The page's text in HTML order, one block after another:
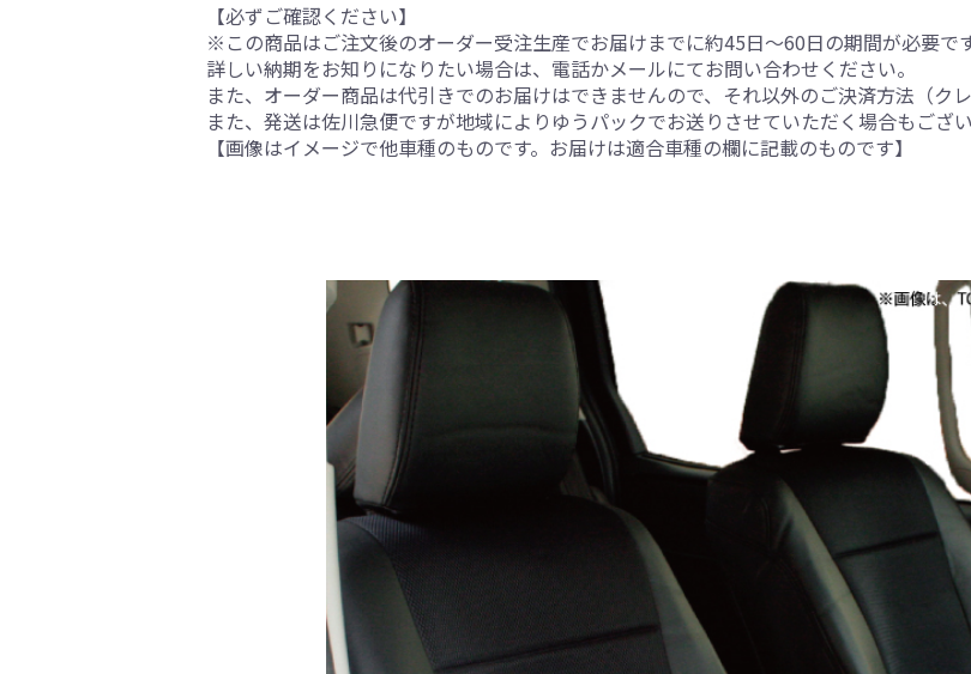
【必ずご確認ください】
※この商品はご注文後のオーダー受注生産でお届けまでに約45日～60日の期間が必要です
詳しい納期をお知りになりたい場合は、電話かメールにてお問い合わせください。
また、オーダー商品は代引きでのお届けはできませんので、それ以外のご決済方法（ク
また、発送は佐川急便ですが地域によりゆうパックでお送りさせていただく場合もござい
【画像はイメージで他車種のものです。お届けは適合車種の欄に記載のものです】